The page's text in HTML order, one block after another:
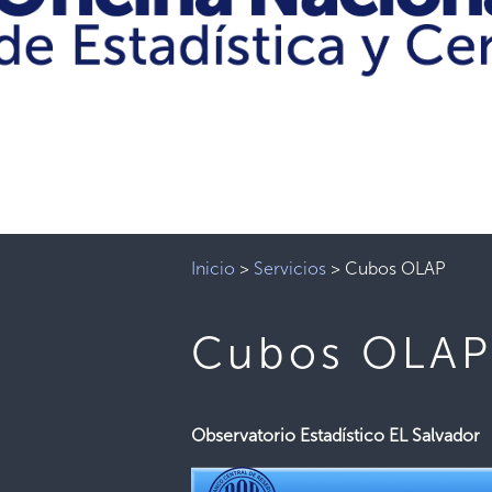
Inicio > Servicios > Cubos OLAP
Cubos OLAP
Observatorio Estadístico EL Salvador